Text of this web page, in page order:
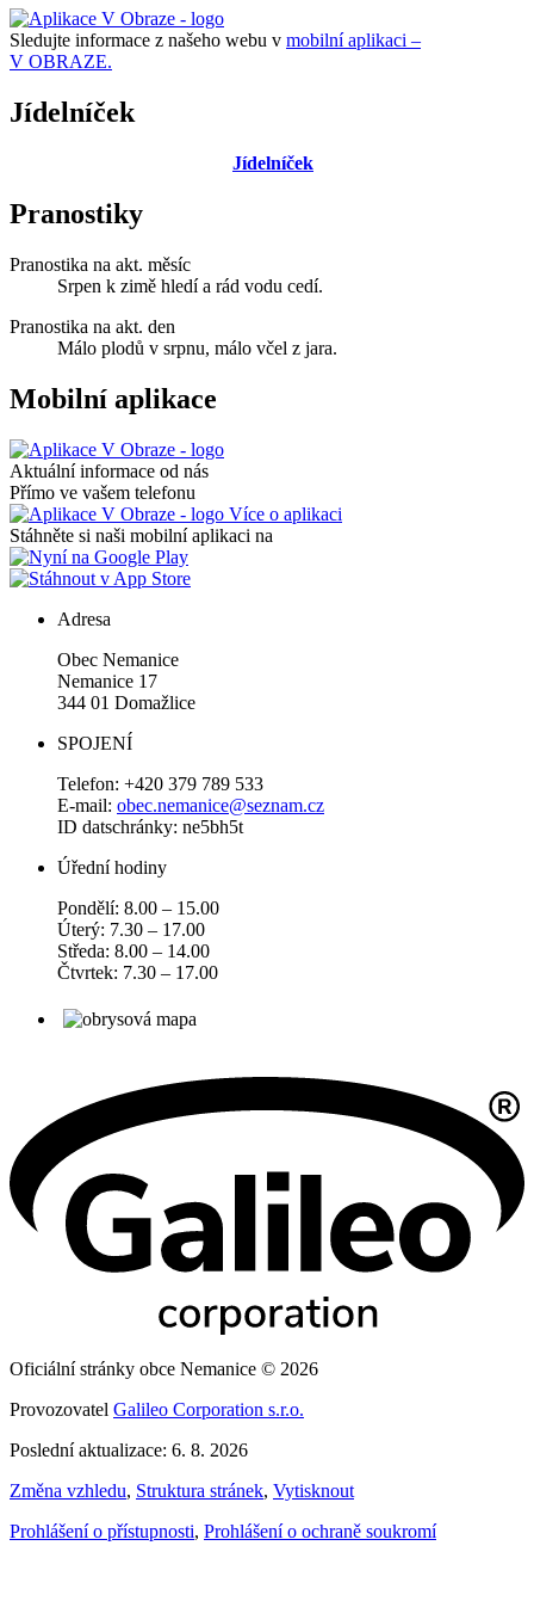
Sledujte informace z našeho webu v mobilní aplikaci –
V OBRAZE.
Jídelníček
Jídelníček
Pranostiky
Pranostika na akt. měsíc
Srpen k zimě hledí a rád vodu cedí.
Pranostika na akt. den
Málo plodů v srpnu, málo včel z jara.
Mobilní aplikace
Aktuální informace od nás
Přímo ve vašem telefonu
Více o aplikaci
Stáhněte si naši mobilní aplikaci na
Adresa
Obec Nemanice
Nemanice 17
344 01 Domažlice
SPOJENÍ
Telefon: +420 379 789 533
E-mail: obec.nemanice@seznam.cz
ID datschránky: ne5bh5t
Úřední hodiny
Pondělí: 8.00 – 15.00
Úterý: 7.30 – 17.00
Středa: 8.00 – 14.00
Čtvrtek: 7.30 – 17.00
Oficiální stránky obce Nemanice © 2026
Provozovatel Galileo Corporation s.r.o.
Poslední aktualizace: 6. 8. 2026
Změna vzhledu, Struktura stránek, Vytisknout
Prohlášení o přístupnosti, Prohlášení o ochraně soukromí